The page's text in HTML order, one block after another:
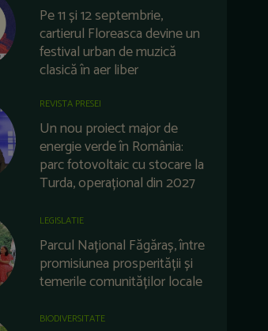
Pe 11 și 12 septembrie,
cartierul Floreasca devine un
festival urban de muzică
clasică în aer liber
REVISTA PRESEI
Un nou proiect major de
energie verde în România:
parc fotovoltaic cu stocare la
Turda, operațional din 2027
LEGISLATIE
Parcul Național Făgăraș, între
promisiunea prosperității și
temerile comunităților locale
BIODIVERSITATE